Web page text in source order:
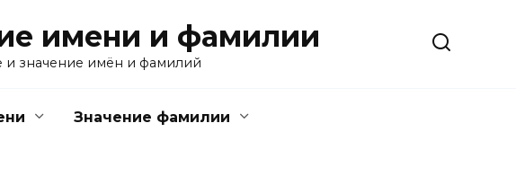
имени и фамилии
значение имён и фамилий
Значение фамилии